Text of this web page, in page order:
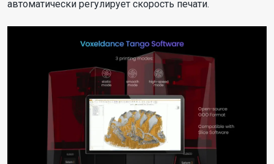
автоматически регулирует скорость печати.